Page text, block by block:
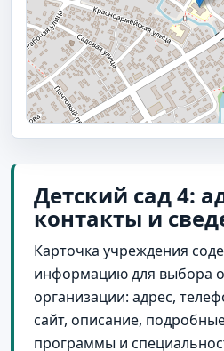
Детский сад 4:
контакты и
Карточка учреждения
информацию для выбора
организации: адрес,
сайт, описание,
программы и